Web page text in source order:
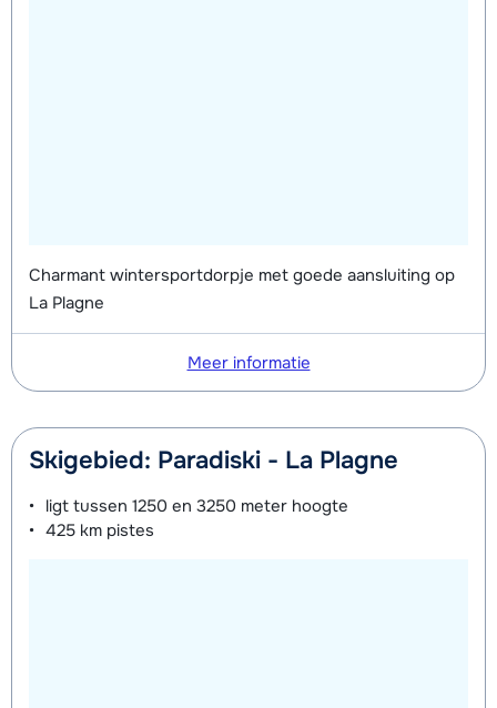
Charmant wintersportdorpje met goede aansluiting op
La Plagne
Meer informatie
Skigebied: Paradiski - La Plagne
ligt tussen 1250 en 3250 meter hoogte
425 km pistes